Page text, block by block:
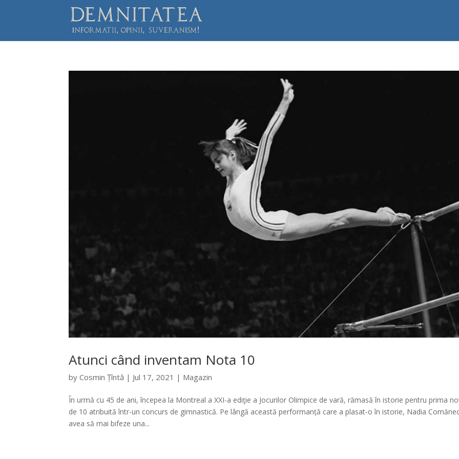
Atunci când inventam Nota 10
byCosmin Țîntă | Jul 17, 2021 | Magazin
În urmă cu 45 de ani, începea la Montreal a XXI-a ediţie a Jocurilor Olimpice de vară, rămasă în istorie pentru prima
de 10 atribuită într-un concurs de gimnastică. Pe lângă această performanță care a plasat-o în istorie, Nadia
avea să mai bifeze una...